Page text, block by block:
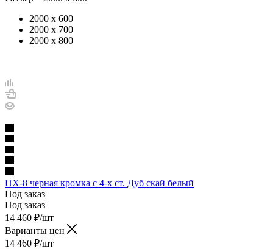
2000 х 600
2000 х 700
2000 х 800
ПХ-8 черная кромка с 4-х ст. Дуб скай белый
Под заказ
Под заказ
14 460 ₽/шт
Варианты цен
14 460 ₽/шт